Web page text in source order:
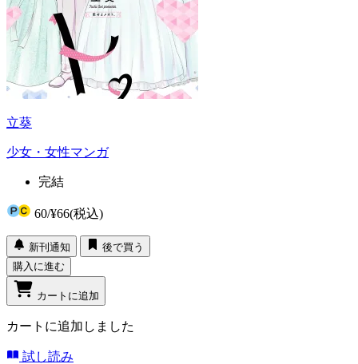
立葵
少女・女性マンガ
完結
60/¥66(税込)
新刊通知
後で買う
購入に進む
カートに追加
カートに追加しました
試し読み